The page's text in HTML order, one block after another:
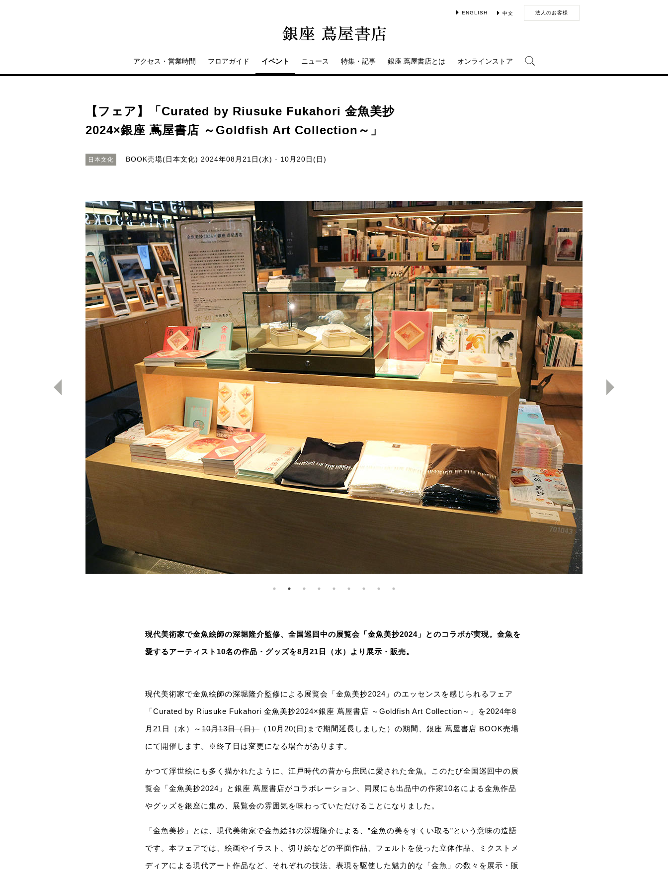
ENGLISH 中文 法人のお客様
アクセス・営業時間 フロアガイド イベント ニュース 特集・記事 銀座 蔦屋書店とは オンラインストア
【フェア】「Curated by Riusuke Fukahori 金魚美抄
2024×銀座 蔦屋書店 ～Goldfish Art Collection～」
日本文化 BOOK売場(日本文化) 2024年08月21日(水) - 10月20日(日)
現代美術家で金魚絵師の深堀隆介監修、全国巡回中の展覧会「金魚美抄2024」とのコラボが実現。金魚を
愛するアーティスト10名の作品・グッズを8月21日（水）より展示・販売。
現代美術家で金魚絵師の深堀隆介監修による展覧会「金魚美抄2024」のエッセンスを感じられるフェア
「Curated by Riusuke Fukahori 金魚美抄2024×銀座 蔦屋書店 ～Goldfish Art Collection～」を2024年8
月21日（水）～ 10月13日（日） （10月20(日)まで期間延長しました）の期間、銀座 蔦屋書店 BOOK売場
にて開催します。※終了⽇は変更になる場合があります。
かつて浮世絵にも多く描かれたように、江戸時代の昔から庶民に愛された金魚。このたび全国巡回中の展
覧会「金魚美抄2024」と銀座 蔦屋書店がコラボレーション、同展にも出品中の作家10名による金魚作品
やグッズを銀座に集め、展覧会の雰囲気を味わっていただけることになりました。
「金魚美抄」とは、現代美術家で金魚絵師の深堀隆介による、”金魚の美をすくい取る”という意味の造語
です。本フェアでは、絵画やイラスト、切り絵などの平面作品、フェルトを使った立体作品、ミクストメ
ディアによる現代アート作品など、それぞれの技法、表現を駆使した魅力的な「金魚」の数々を展示・販